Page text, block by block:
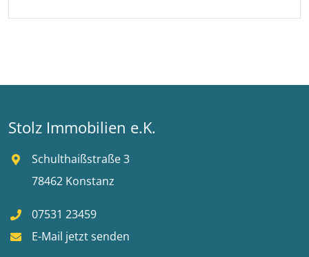
Stolz Immobilien e.K.
Schulthaißstraße 3
78462 Konstanz
07531 23459
E-Mail jetzt senden